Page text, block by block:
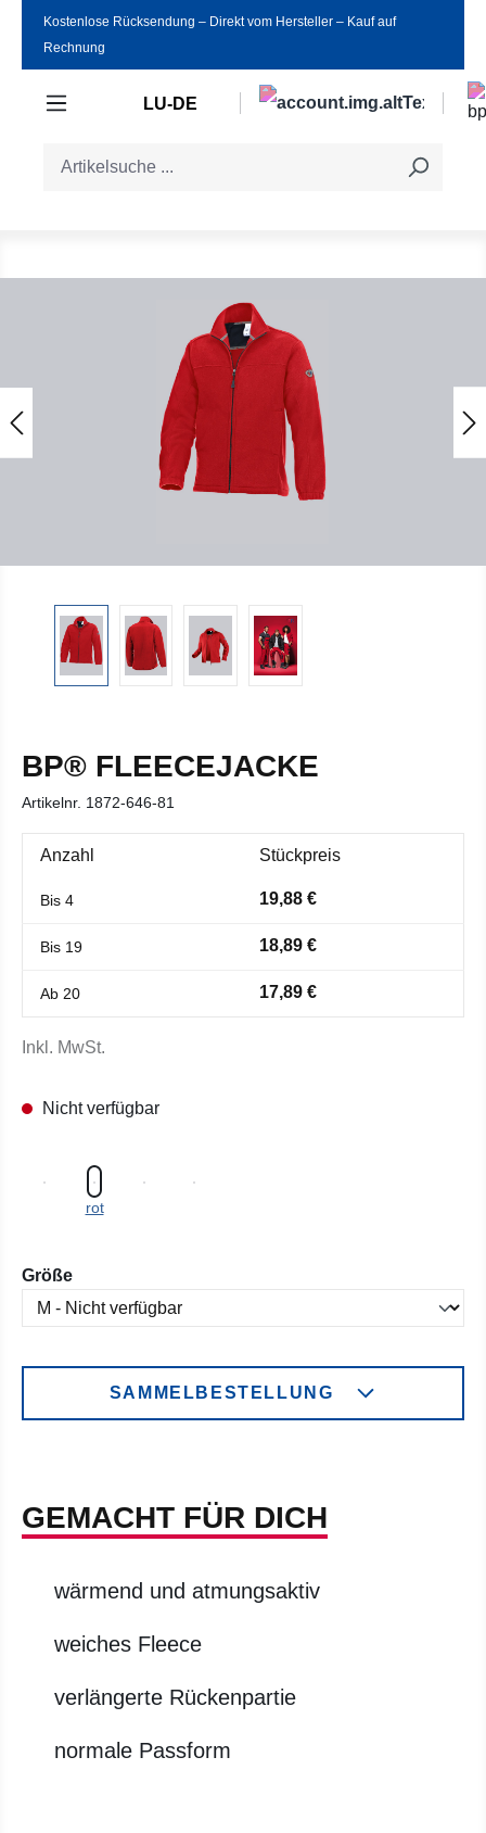
Zum Hauptinhalt springen
Kostenlose Rücksendung ‒ Direkt vom Hersteller ‒ Kauf auf
Rechnung
LU-DE
BP® FLEECEJACKE
Artikelnr. 1872-646-81
Anzahl Stückpreis
Bis 4 19,88 €
Bis 19 18,89 €
Ab 20 17,89 €
Inkl. MwSt.
Nicht verfügbar
rot
Größeauswählen
SAMMELBESTELLUNG
GEMACHT FÜR DICH
wärmend und atmungsaktiv
weiches Fleece
verlängerte Rückenpartie
normale Passform